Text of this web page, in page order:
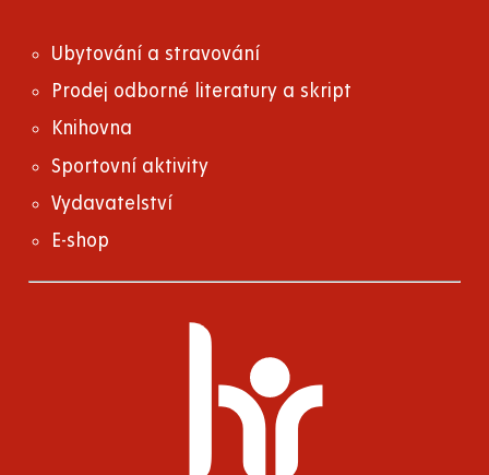
Ubytování a stravování
Prodej odborné literatury a skript
Knihovna
Sportovní aktivity
Vydavatelství
E-shop